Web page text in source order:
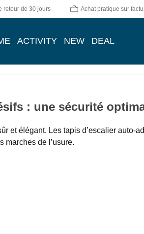
retour de 30 jours Achat pratique sur
ACTIVITY NEW DEAL
: une sécurité
et élégant. Les tapis d’escalier auto-
marches de l’usure.